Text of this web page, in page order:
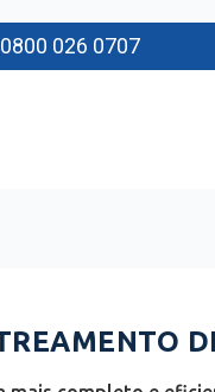
0800 026 0707
mais completo e